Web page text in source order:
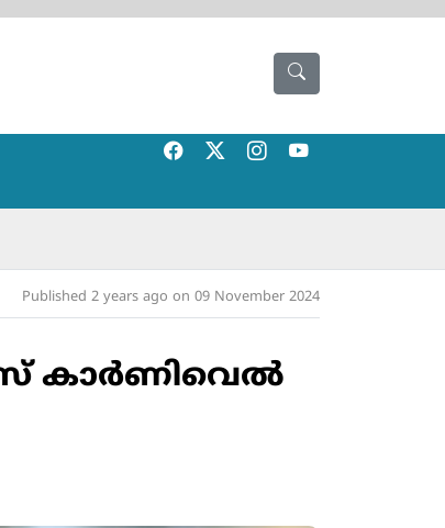
Published 2 years ago on 09 November 2024
കാര്‍ണിവെല്‍